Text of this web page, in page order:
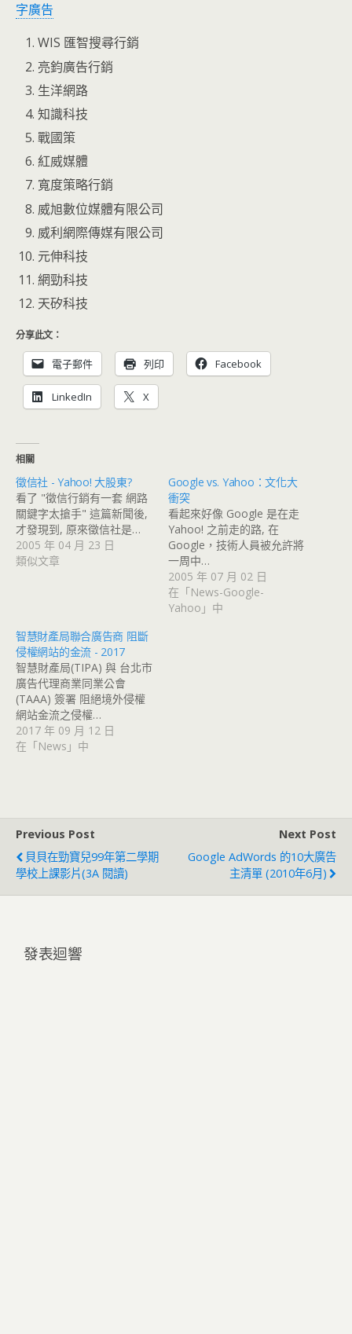
字廣告
WIS 匯智搜尋行銷
亮鈞廣告行銷
生洋網路
知識科技
戰國策
紅威媒體
寬度策略行銷
威旭數位媒體有限公司
威利網際傳媒有限公司
元伸科技
網勁科技
天矽科技
分享此文：
電子郵件 列印 Facebook
LinkedIn X
相關
徵信社 - Yahoo! 大股東?
看了 "徵信行銷有一套 網路
關鍵字太搶手" 這篇新聞後,
才發現到, 原來徵信社是…
2005 年 04 月 23 日
類似文章
Google vs. Yahoo：文化大
衝突
看起來好像 Google 是在走
Yahoo! 之前走的路, 在
Google，技術人員被允許將
一周中…
2005 年 07 月 02 日
在「News-Google-
Yahoo」中
智慧財產局聯合廣告商 阻斷
侵權網站的金流 - 2017
智慧財產局(TIPA) 與 台北市
廣告代理商業同業公會
(TAAA) 簽署 阻絕境外侵權
網站金流之侵權…
2017 年 09 月 12 日
在「News」中
Previous Post
貝貝在勁寶兒99年第二學期
學校上課影片(3A 閱讀)
Next Post
Google AdWords 的10大廣告
主清單 (2010年6月)
發表迴響